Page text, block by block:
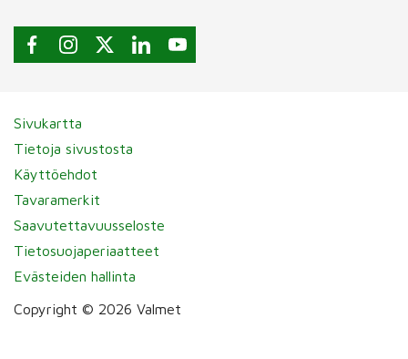
Sivukartta
Tietoja sivustosta
Käyttöehdot
Tavaramerkit
Saavutettavuusseloste
Tietosuojaperiaatteet
Evästeiden hallinta
Copyright © 2026 Valmet